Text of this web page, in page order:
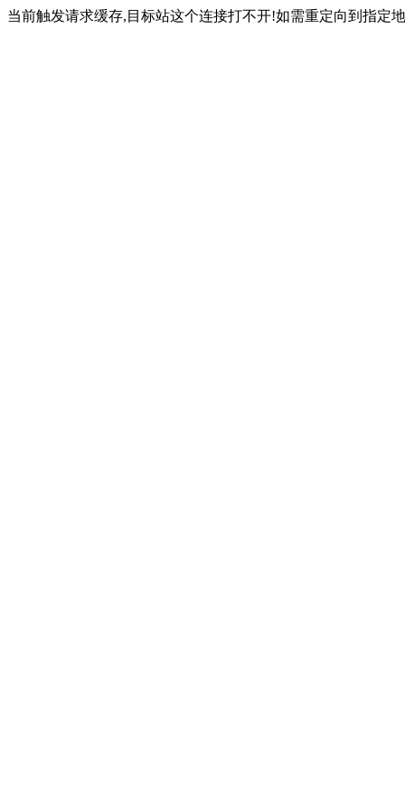
当前触发请求缓存,目标站这个连接打不开!如需重定向到指定